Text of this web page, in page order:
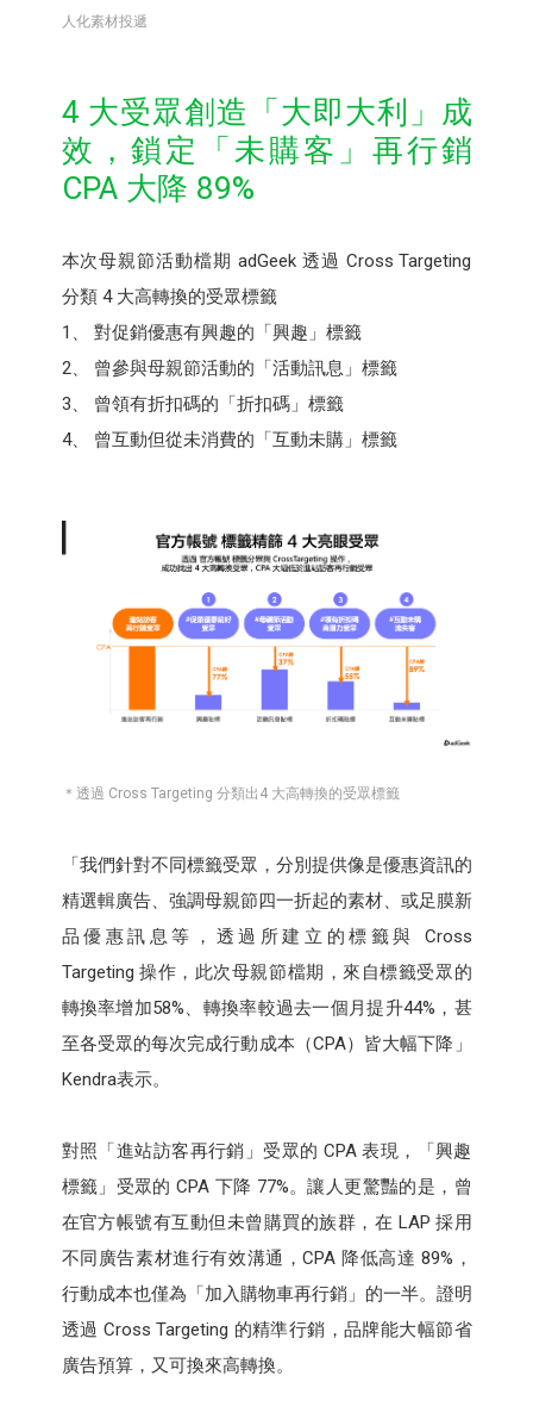
人化素材投遞
4 大受眾創造「大即大利」成
效，鎖定「未購客」再行銷
CPA 大降 89%
本次母親節活動檔期 adGeek 透過 Cross Targeting
分類 4 大高轉換的受眾標籤
1、 對促銷優惠有興趣的「興趣」標籤
2、 曾參與母親節活動的「活動訊息」標籤
3、 曾領有折扣碼的「折扣碼」標籤
4、 曾互動但從未消費的「互動未購」標籤
＊透過 Cross Targeting 分類出4 大高轉換的受眾標籤
「我們針對不同標籤受眾，分別提供像是優惠資訊的
精選輯廣告、強調母親節四一折起的素材、或足膜新
品優惠訊息等，透過所建立的標籤與 Cross
Targeting 操作，此次母親節檔期，來自標籤受眾的
轉換率增加58%、轉換率較過去一個月提升44%，甚
至各受眾的每次完成行動成本（CPA）皆大幅下降」
Kendra表示。
對照「進站訪客再行銷」受眾的 CPA 表現，「興趣
標籤」受眾的 CPA 下降 77%。讓人更驚豔的是，曾
在官方帳號有互動但未曾購買的族群，在 LAP 採用
不同廣告素材進行有效溝通，CPA 降低高達 89%，
行動成本也僅為「加入購物車再行銷」的一半。證明
透過 Cross Targeting 的精準行銷，品牌能大幅節省
廣告預算，又可換來高轉換。